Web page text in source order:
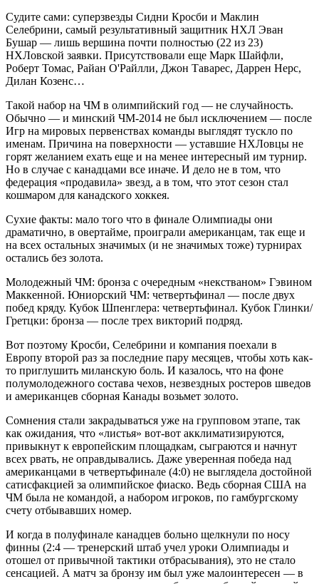
Судите сами: суперзвезды Сидни Кросби и Маклин
Селебрини, самый результативный защитник НХЛ Эван
Бушар — лишь вершина почти полностью (22 из 23)
НХЛовской заявки. Присутствовали еще Марк Шайфли,
Роберт Томас, Райан О'Райлли, Джон Таварес, Даррен Нерс,
Дилан Козенс…
Такой набор на ЧМ в олимпийский год — не случайность.
Обычно — и минский ЧМ-2014 не был исключением — после
Игр на мировых первенствах команды выглядят тускло по
именам. Причина на поверхности — уставшие НХЛовцы не
горят желанием ехать еще и на менее интересный им турнир.
Но в случае с канадцами все иначе. И дело не в том, что
федерация «продавила» звезд, а в том, что этот сезон стал
кошмаром для канадского хоккея.
Сухие факты: мало того что в финале Олимпиады они
драматично, в овертайме, проиграли американцам, так еще и
на всех остальных значимых (и не значимых тоже) турнирах
остались без золота.
Молодежный ЧМ: бронза с очередным «некстваном» Гэвином
Маккенной. Юниорский ЧМ: четвертьфинал — после двух
побед кряду. Кубок Шпенглера: четвертьфинал. Кубок Глинки/
Гретцки: бронза — после трех викторий подряд.
Вот поэтому Кросби, Селебрини и компания поехали в
Европу второй раз за последние пару месяцев, чтобы хоть как-
то приглушить миланскую боль. И казалось, что на фоне
полумолодежного состава чехов, незвездных ростеров шведов
и американцев сборная Канады возьмет золото.
Сомнения стали закрадываться уже на групповом этапе, так
как ожидания, что «листья» вот-вот акклиматизируются,
привыкнут к европейским площадкам, сыграются и начнут
всех рвать, не оправдывались. Даже уверенная победа над
американцами в четвертьфинале (4:0) не выглядела достойной
сатисфакцией за олимпийское фиаско. Ведь сборная США на
ЧМ была не командой, а набором игроков, по гамбургскому
счету отбывавших номер.
И когда в полуфинале канадцев больно щелкнули по носу
финны (2:4 — тренерский штаб учел уроки Олимпиады и
отошел от привычной тактики отбрасывания), это не стало
сенсацией. А матч за бронзу им был уже малоинтересен — в